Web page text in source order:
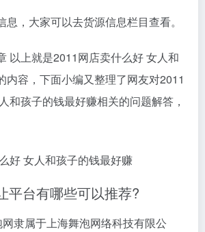
，大家可以去货源信息栏目查看。
以上就是2011网店卖什么好 女人和
内容，下面小编又整理了网友对2011
和孩子的钱最好赚相关的问题解答，
平台有哪些可以推荐?
隶属于上海舞泡网络科技有限公